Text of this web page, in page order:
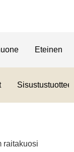
Eteinen
Sisustustuotteet